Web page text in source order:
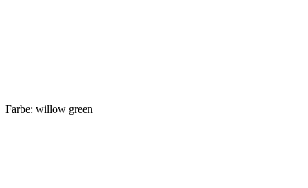
Farbe: willow green